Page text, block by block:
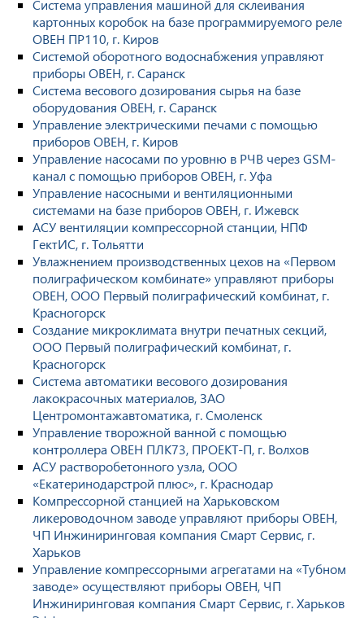
Система управления машиной для склеивания
картонных коробок на базе программируемого реле
ОВЕН ПР110, г. Киров
Системой оборотного водоснабжения управляют
приборы ОВЕН, г. Саранск
Система весового дозирования сырья на базе
оборудования ОВЕН, г. Саранск
Управление электрическими печами с помощью
приборов ОВЕН, г. Киров
Управление насосами по уровню в РЧВ через GSM-
канал с помощью приборов ОВЕН, г. Уфа
Управление насосными и вентиляционными
системами на базе приборов ОВЕН, г. Ижевск
АСУ вентиляции компрессорной станции, НПФ
ГектИС, г. Тольятти
Увлажнением производственных цехов на «Первом
полиграфическом комбинате» управляют приборы
ОВЕН, ООО Первый полиграфический комбинат, г.
Красногорск
Создание микроклимата внутри печатных секций,
ООО Первый полиграфический комбинат, г.
Красногорск
Система автоматики весового дозирования
лакокрасочных материалов, ЗАО
Центромонтажавтоматика, г. Смоленск
Управление творожной ванной с помощью
контроллера ОВЕН ПЛК73, ПРОЕКТ-П, г. Волхов
АСУ растворобетонного узла, ООО
«Екатеринодарстрой плюс», г. Краснодар
Компрессорной станцией на Харьковском
ликероводочном заводе управляют приборы ОВЕН,
ЧП Инжиниринговая компания Смарт Сервис, г.
Харьков
Управление компрессорными агрегатами на «Тубном
заводе» осуществляют приборы ОВЕН, ЧП
Инжиниринговая компания Смарт Сервис, г. Харьков